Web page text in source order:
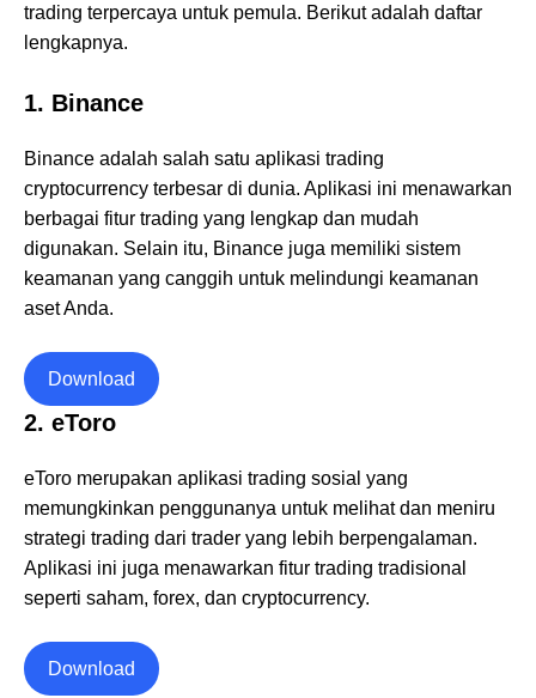
trading terpercaya untuk pemula. Berikut adalah daftar
lengkapnya.
1. Binance
Binance adalah salah satu aplikasi trading
cryptocurrency terbesar di dunia. Aplikasi ini menawarkan
berbagai fitur trading yang lengkap dan mudah
digunakan. Selain itu, Binance juga memiliki sistem
keamanan yang canggih untuk melindungi keamanan
aset Anda.
Download
2. eToro
eToro merupakan aplikasi trading sosial yang
memungkinkan penggunanya untuk melihat dan meniru
strategi trading dari trader yang lebih berpengalaman.
Aplikasi ini juga menawarkan fitur trading tradisional
seperti saham, forex, dan cryptocurrency.
Download